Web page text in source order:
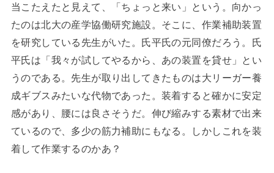
当こたえたと見えて、「ちょっと来い」という。向かっ
たのは北大の産学協働研究施設。そこに、作業補助装置
を研究している先生がいた。氏平氏の元同僚だろう。氏
平氏は「我々が試してやるから、あの装置を貸せ」とい
うのである。先生が取り出してきたものは大リーガー養
成ギブスみたいな代物であった。装着すると確かに安定
感があり、腰には良さそうだ。伸び縮みする素材で出来
ているので、多少の筋力補助にもなる。しかしこれを装
着して作業するのかあ？